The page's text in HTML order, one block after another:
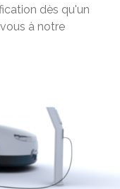
2023 à 06:00
dès qu'un
à notre